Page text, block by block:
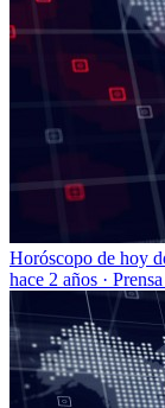
Horóscopo de hoy
hace 2 años ·